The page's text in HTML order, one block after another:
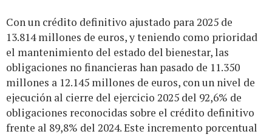
Con un crédito definitivo ajustado para 2025 de
13.814 millones de euros, y teniendo como prioridad
el mantenimiento del estado del bienestar, las
obligaciones no financieras han pasado de 11.350
millones a 12.145 millones de euros, con un nivel de
ejecución al cierre del ejercicio 2025 del 92,6% de
obligaciones reconocidas sobre el crédito definitivo
frente al 89,8% del 2024. Este incremento porcentual